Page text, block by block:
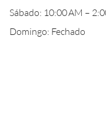
Sábado: 10:00 AM –
Domingo: Fechado